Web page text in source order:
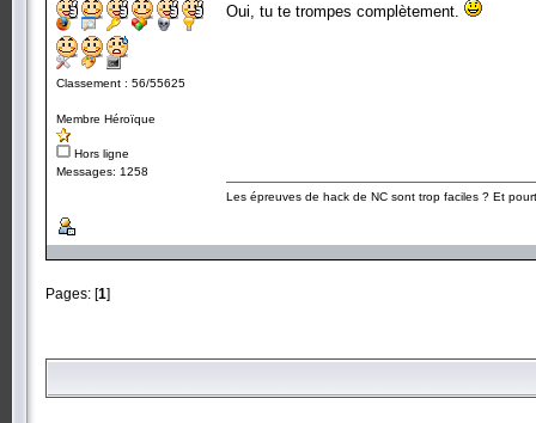
Classement : 56/55625
Membre Héroïque
Hors ligne
Messages: 1258
Oui, tu te trompes complètement.
Les épreuves de hack de NC sont trop faciles ? Et
Pages: [1]